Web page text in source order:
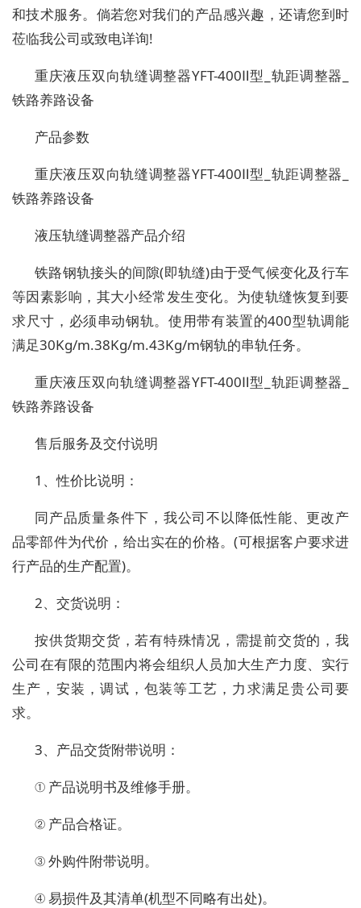
和技术服务。倘若您对我们的产品感兴趣，还请您到时
莅临我公司或致电详询!
重庆液压双向轨缝调整器YFT-400Ⅱ型_轨距调整器_
铁路养路设备
产品参数
重庆液压双向轨缝调整器YFT-400Ⅱ型_轨距调整器_
铁路养路设备
液压轨缝调整器产品介绍
铁路钢轨接头的间隙(即轨缝)由于受气候变化及行车
等因素影响，其大小经常发生变化。为使轨缝恢复到要
求尺寸，必须串动钢轨。使用带有装置的400型轨调能
满足30Kg/m.38Kg/m.43Kg/m钢轨的串轨任务。
重庆液压双向轨缝调整器YFT-400Ⅱ型_轨距调整器_
铁路养路设备
售后服务及交付说明
1、性价比说明：
同产品质量条件下，我公司不以降低性能、更改产
品零部件为代价，给出实在的价格。(可根据客户要求进
行产品的生产配置)。
2、交货说明：
按供货期交货，若有特殊情况，需提前交货的，我
公司在有限的范围内将会组织人员加大生产力度、实行
生产，安装，调试，包装等工艺，力求满足贵公司要
求。
3、产品交货附带说明：
① 产品说明书及维修手册。
② 产品合格证。
③ 外购件附带说明。
④ 易损件及其清单(机型不同略有出处)。